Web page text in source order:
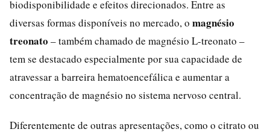
biodisponibilidade e efeitos direcionados. Entre as
diversas formas disponíveis no mercado, o magnésio
treonato – também chamado de magnésio L-treonato –
tem se destacado especialmente por sua capacidade de
atravessar a barreira hematoencefálica e aumentar a
concentração de magnésio no sistema nervoso central.
Diferentemente de outras apresentações, como o citrato ou